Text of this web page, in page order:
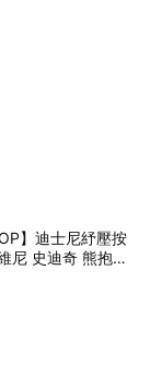
】迪士尼紓壓按
尼 史迪奇 熊抱哥
光 鑰匙圈 CA949